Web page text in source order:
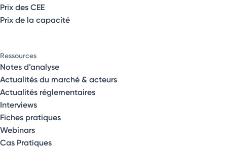
Prix des CEE
Prix de la capacité
Ressources
Notes d’analyse
Actualités du marché & acteurs
Actualités réglementaires
Interviews
Fiches pratiques
Webinars
Cas Pratiques